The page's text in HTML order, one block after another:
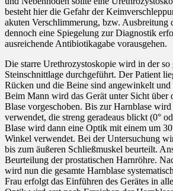
besteht hier die Gefahr der
akuten Verschlimmerung, bzw. Ausbreitung
dennoch eine Spiegelung zur Diagnostik
ausreichende Antibiotikagabe vorausgehen.
Die starre Urethrozystoskopie wird in der so
Steinschnittlage durchgeführt. Der Patient
Rücken und die Beine sind angewinkelt und
Beim Mann wird das Gerät unter Sicht über
Blase vorgeschoben. Bis zur Harnblase
verwendet, die streng geradeaus blickt (0°
Blase wird dann eine Optik mit einem um
Winkel verwendet. Bei der Untersuchung
bis zum äußeren Schließmuskel beurteilt.
Beurteilung der prostatischen Harnröhre.
wird nun die gesamte Harnblase
Frau erfolgt das Einführen des Gerätes in